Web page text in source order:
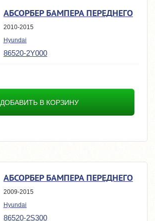
АБСОРБЕР БАМПЕРА ПЕРЕДНЕГО
2010-2015
Hyundai
86520-2Y000
ДОБАВИТЬ В КОРЗИНУ
АБСОРБЕР БАМПЕРА ПЕРЕДНЕГО
2009-2015
Hyundai
86520-2S300